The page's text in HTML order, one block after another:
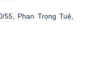
55, Phan Trọng Tuệ,